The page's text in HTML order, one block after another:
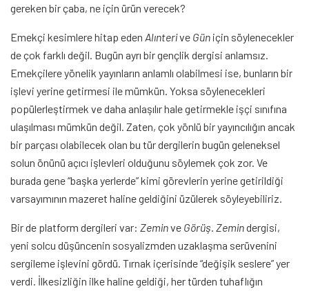
gereken bir çaba, ne için ürün verecek?
Emekçi kesimlere hitap eden Alınterive Gün için söylenecekler
de çok farklı değil. Bugün ayrı bir gençlik dergisi anlamsız.
Emekçilere yönelik yayınların anlamlı olabilmesi ise, bunların bir
işlevi yerine getirmesi ile mümkün. Yoksa söylenecekleri
popülerleştirmek ve daha anlaşılır hale getirmekle işçi sınıfına
ulaşılması mümkün değil. Zaten, çok yönlü bir yayıncılığın ancak
bir parçası olabilecek olan bu tür dergilerin bugün geleneksel
solun önünü açıcı işlevleri olduğunu söylemek çok zor. Ve
burada gene “başka yerlerde” kimi görevlerin yerine getirildiği
varsayımının mazeret haline geldiğini üzülerek söyleyebiliriz.
Bir de platform dergileri var: Zeminve Görüş Zemindergisi,
yeni solcu düşüncenin sosyalizmden uzaklaşma serüvenini
sergileme işlevini gördü. Tırnak içerisinde “değişik seslere” yer
verdi. İlkesizliğin ilke haline geldiği, her türden tuhaflığın